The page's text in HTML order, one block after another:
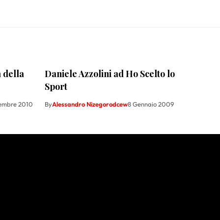
della
2010
Daniele Azzolini ad Ho Scelto lo
Sport
ByAlessandro Nizegorodcew8 Gennaio 2009